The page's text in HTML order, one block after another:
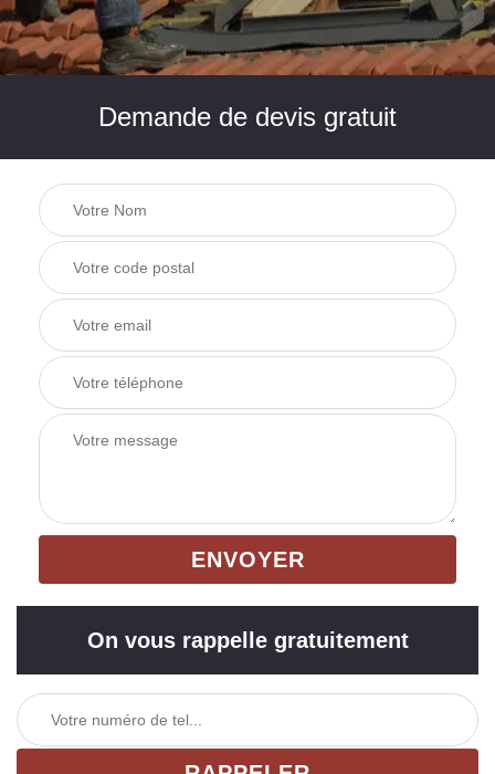
Demande de devis gratuit
On vous rappelle gratuitement